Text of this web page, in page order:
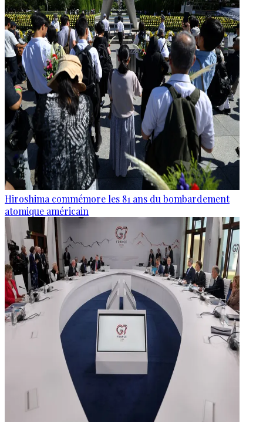
Hiroshima commémore les 81 ans du bombardement
atomique américain